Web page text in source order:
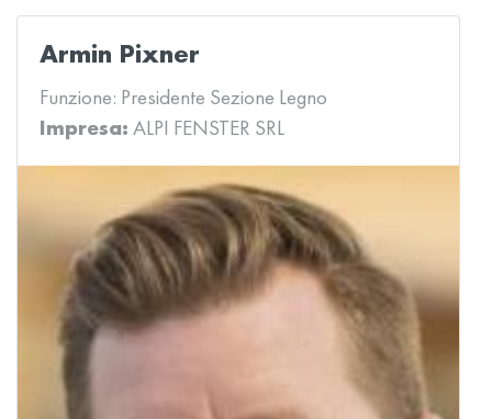
Armin Pixner
Funzione: Presidente Sezione Legno
Impresa: ALPI FENSTER SRL